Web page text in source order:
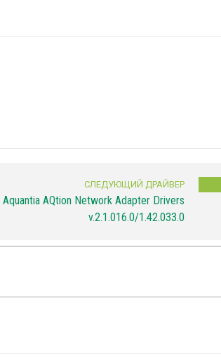
СЛЕДУЮЩИЙ ДРАЙВЕР
Aquantia AQtion Network Adapter Drivers
v.2.1.016.0/1.42.033.0